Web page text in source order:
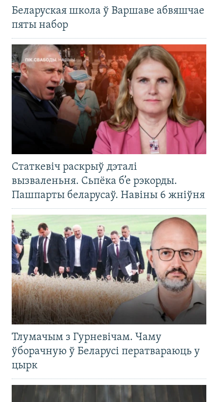
Беларуская школа ў Варшаве абвяшчае
пяты набор
Статкевіч раскрыў дэталі
вызваленьня. Сьпёка б’е рэкорды.
Пашпарты беларусаў. Навіны 6 жніўня
Тлумачым з Гурневічам. Чаму
ўборачную ў Беларусі ператвараюць у
цырк